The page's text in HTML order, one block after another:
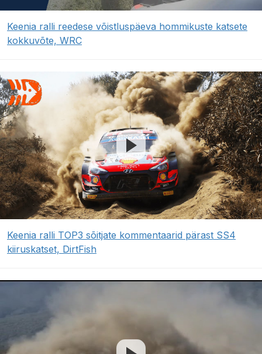
Keenia ralli reedese võistluspäeva hommikuste katsete
kokkuvõte, WRC
Keenia ralli TOP3 sõitjate kommentaarid pärast SS4
kiiruskatset, DirtFish